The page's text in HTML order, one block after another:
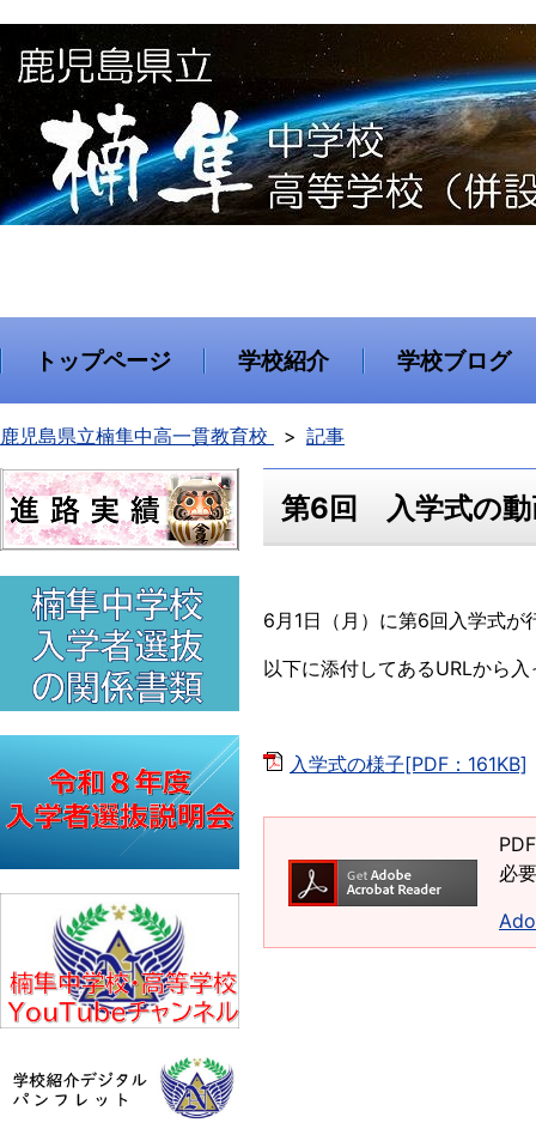
トップページ 学校紹介 学校ブログ
鹿児島県立楠隼中高一貫教育校 記事
第6回 入学式の動
6月1日（月）に第6回入学式が
以下に添付してあるURLから
入学式の様子[PDF：161KB]
必